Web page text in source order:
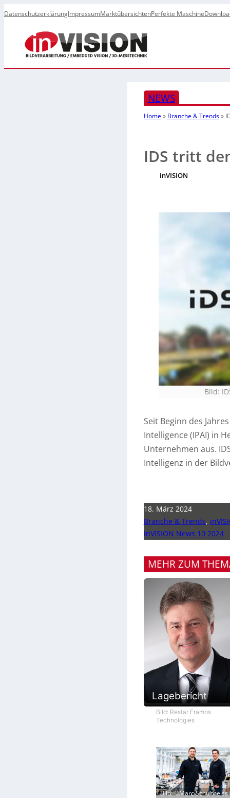
DatenschutzerklärungImpressumMarktübersichtenPerfekte Maschine
NEWS
Home» Branche & Trends»
IDS tritt
inVISION
Bild:
Seit Beginn des
Intelligence (IPAI) in
Unternehmen aus.
Intelligenz in der
18. März 2024
Branche & Trends,
inVISION News 10 2024
MEHR ZUM
Lagebericht
Bild: Restar Framos
Technologies
Bild: ©Marc Schultheiss